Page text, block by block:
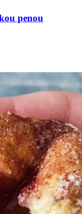
penou